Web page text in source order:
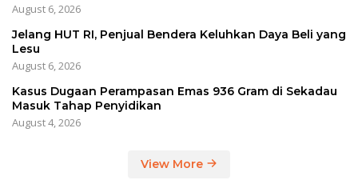
August 6, 2026
Jelang HUT RI, Penjual Bendera Keluhkan Daya Beli yang
Lesu
August 6, 2026
Kasus Dugaan Perampasan Emas 936 Gram di Sekadau
Masuk Tahap Penyidikan
August 4, 2026
View More